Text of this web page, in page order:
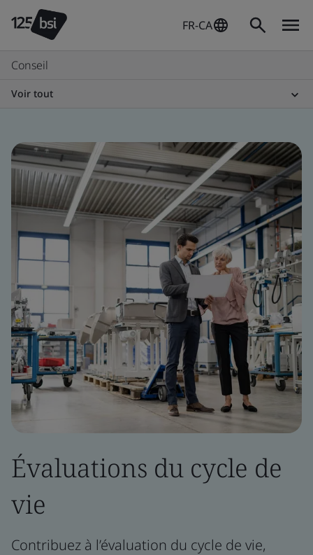
FR-CA
Conseil
Voir tout
Évaluations du cycle de
vie
Contribuez à l’évaluation du cycle de vie,